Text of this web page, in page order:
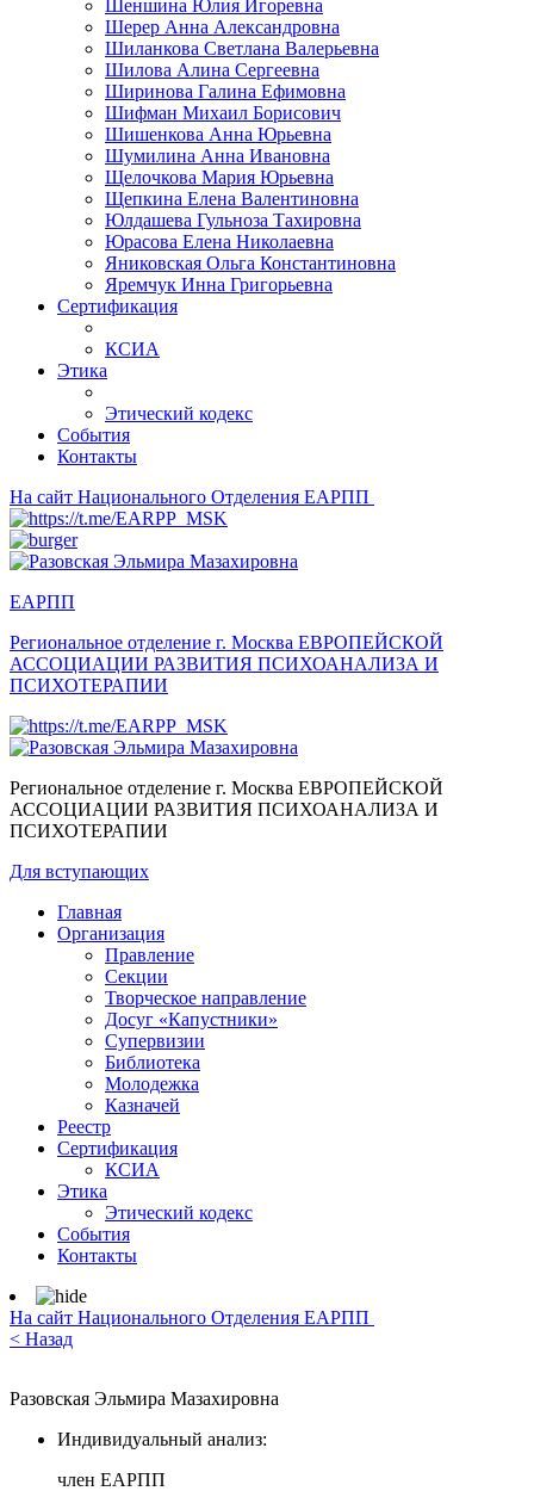
Шеншина Юлия Игоревна
Шерер Анна Александровна
Шиланкова Светлана Валерьевна
Шилова Алина Сергеевна
Ширинова Галина Ефимовна
Шифман Михаил Борисович
Шишенкова Анна Юрьевна
Шумилина Анна Ивановна
Щелочкова Мария Юрьевна
Щепкина Елена Валентиновна
Юлдашева Гульноза Тахировна
Юрасова Елена Николаевна
Яниковская Ольга Константиновна
Яремчук Инна Григорьевна
Сертификация
КСИА
Этика
Этический кодекс
События
Контакты
На сайт Национального Отделения ЕАРПП
ЕАРПП
Региональное отделение г. Москва ЕВРОПЕЙСКОЙ
АССОЦИАЦИИ РАЗВИТИЯ ПСИХОАНАЛИЗА И
ПСИХОТЕРАПИИ
Региональное отделение г. Москва ЕВРОПЕЙСКОЙ
АССОЦИАЦИИ РАЗВИТИЯ ПСИХОАНАЛИЗА И
ПСИХОТЕРАПИИ
Для вступающих
Главная
Организация
Правление
Секции
Творческое направление
Досуг «Капустники»
Супервизии
Библиотека
Молодежка
Казначей
Реестр
Сертификация
КСИА
Этика
Этический кодекс
События
Контакты
На сайт Национального Отделения ЕАРПП
< Назад
Разовская Эльмира Мазахировна
Индивидуальный анализ:
член ЕАРПП